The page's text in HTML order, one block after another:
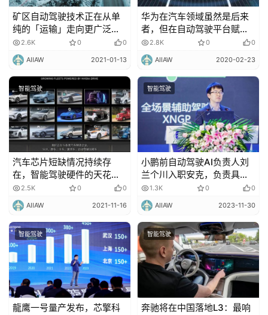
矿区自动驾驶技术正在从单
纯的「运输」走向更广泛的
应用！
2.6K 0 0
AIIAW 2021-01-13
华为在汽车领域虽然是后来
者，但在自动驾驶平台赋能
上华为有着自己的想法！
2.8K 0 0
AIIAW 2020-02-23
智能驾驶
汽车芯片短缺情况持续存
在，智能驾驶硬件的天花板
是谁？
2.5K 0 0
AIIAW 2021-11-16
智能驾驶
​小鹏前自动驾驶AI负责人刘
兰个川入职安克，负责具身
智能研发
1.3K 0 0
AIIAW 2023-11-30
智能驾驶
龍鹰一号量产发布，芯擎科
智能驾驶
奔驰将在中国落地L3：最响